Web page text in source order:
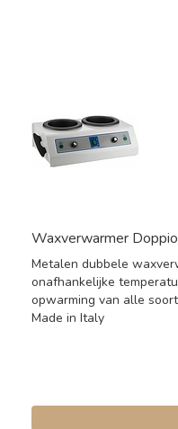
Waxverwarmer
Metalen dubbele
onafhankelijke
opwarming van alle
Made in Italy